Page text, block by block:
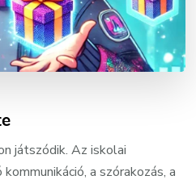
játszódik. Az iskolai
a szórakozás, a